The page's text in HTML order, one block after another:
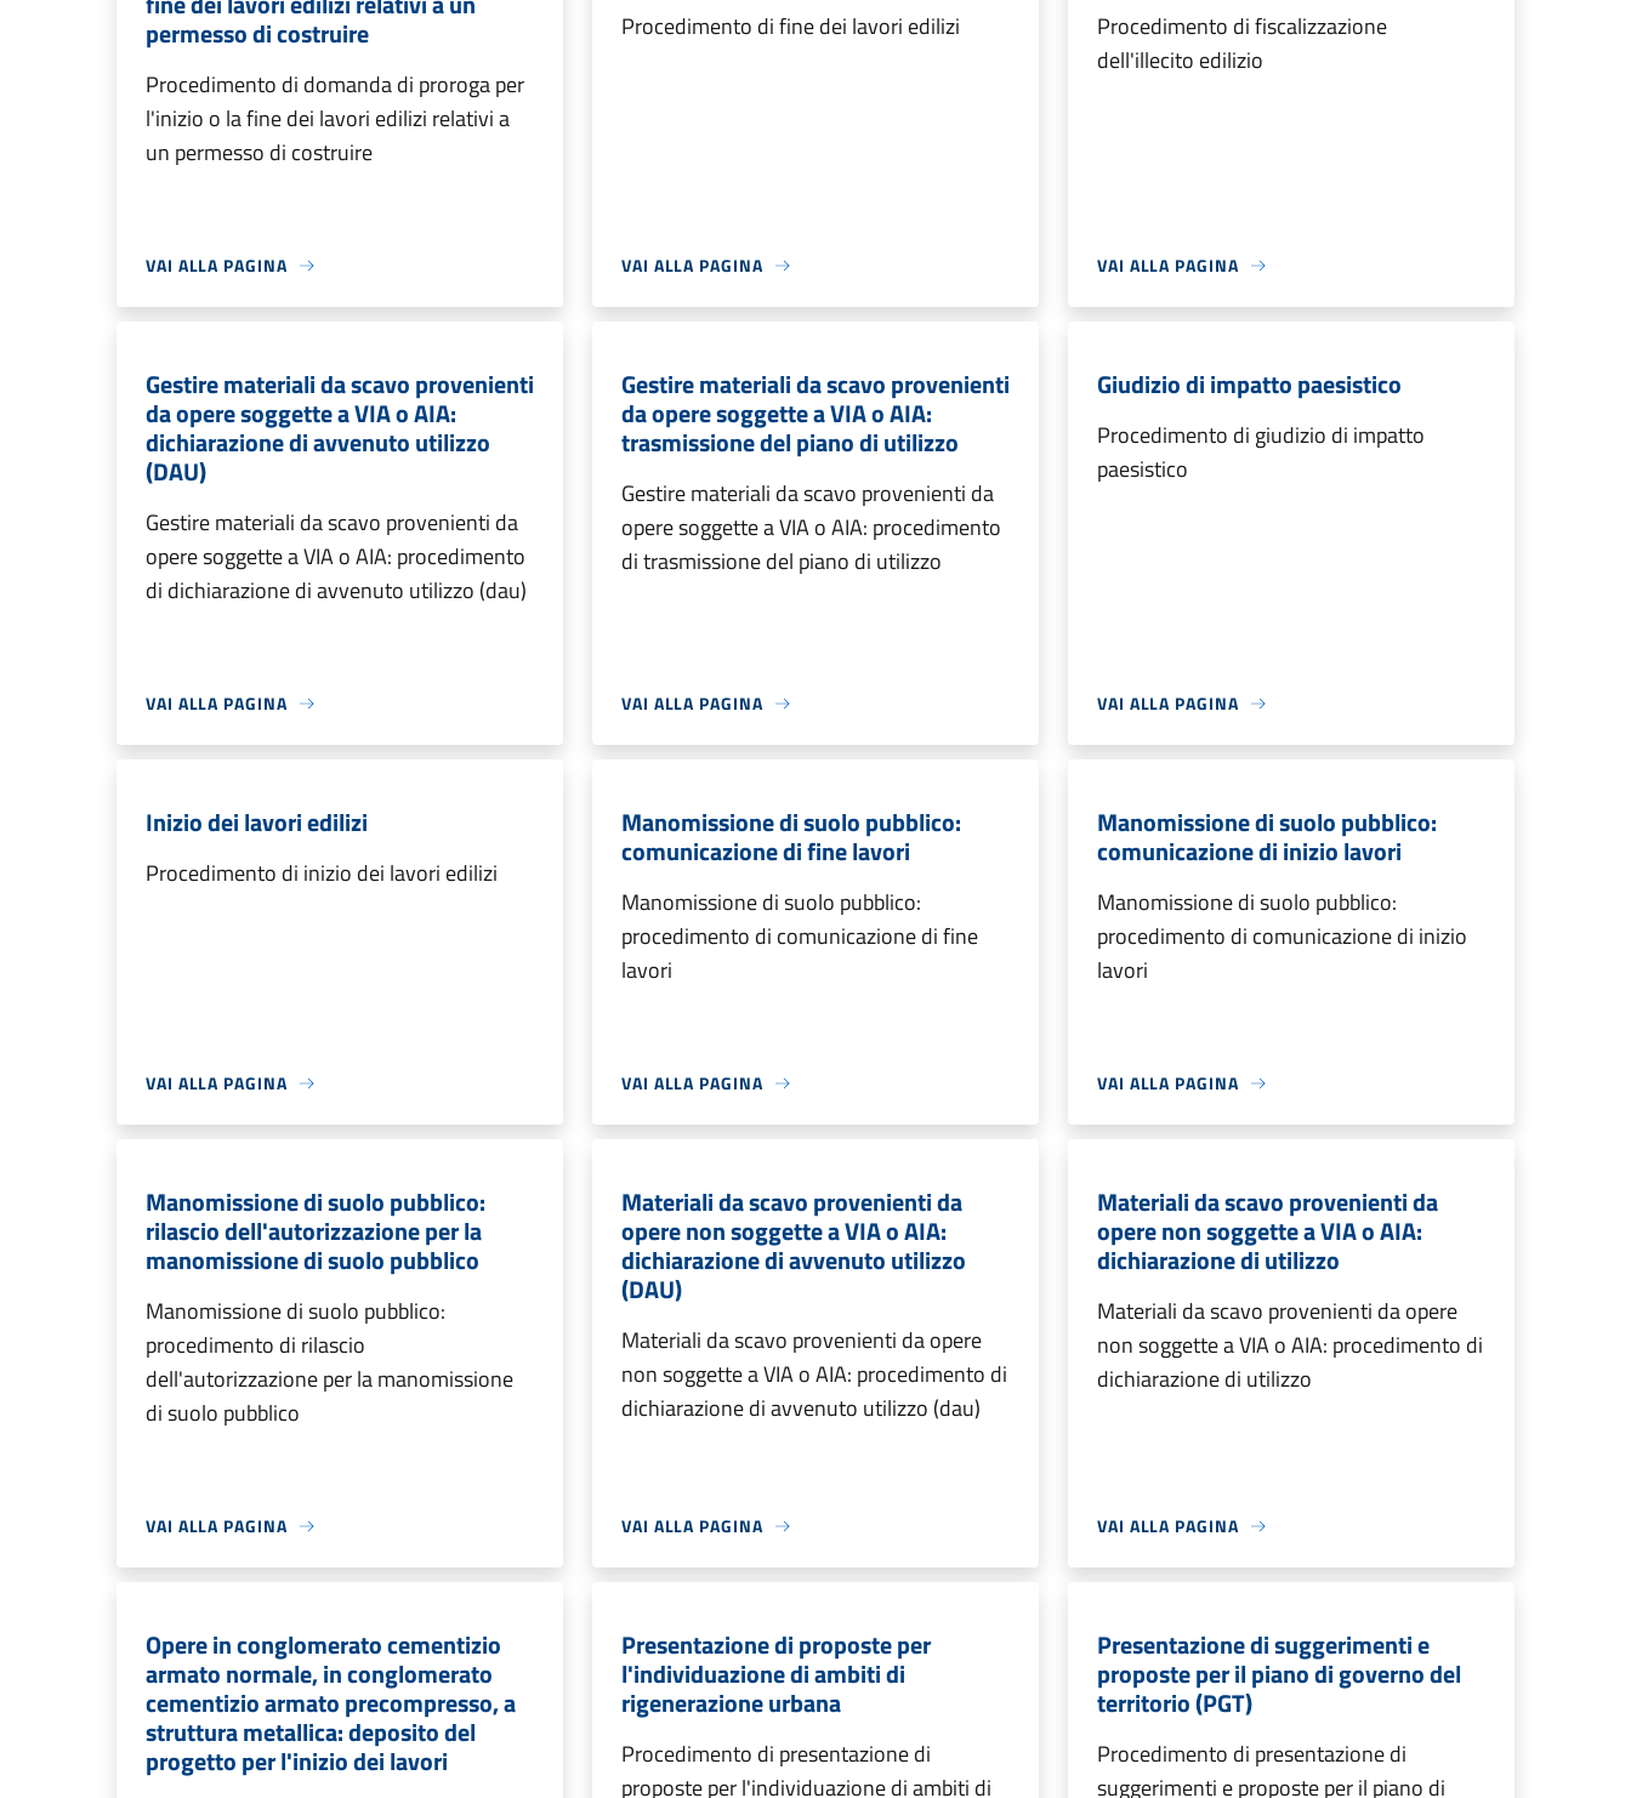
permesso di costruire
Procedimento di domanda di proroga per
l'inizio o la fine dei lavori edilizi relativi a
un permesso di costruire
VAI ALLA PAGINA
Procedimento di fine dei lavori edilizi
VAI ALLA PAGINA
Procedimento di fiscalizzazione
dell'illecito edilizio
VAI ALLA PAGINA
Gestire materiali da scavo provenienti
da opere soggette a VIA o AIA:
dichiarazione di avvenuto utilizzo
(DAU)
Gestire materiali da scavo provenienti da
opere soggette a VIA o AIA: procedimento
di dichiarazione di avvenuto utilizzo (dau)
VAI ALLA PAGINA
Gestire materiali da scavo provenienti
da opere soggette a VIA o AIA:
trasmissione del piano di utilizzo
Gestire materiali da scavo provenienti da
opere soggette a VIA o AIA: procedimento
di trasmissione del piano di utilizzo
VAI ALLA PAGINA
Giudizio di impatto paesistico
Procedimento di giudizio di impatto
paesistico
VAI ALLA PAGINA
Inizio dei lavori edilizi
Procedimento di inizio dei lavori edilizi
VAI ALLA PAGINA
Manomissione di suolo pubblico:
comunicazione di fine lavori
Manomissione di suolo pubblico:
procedimento di comunicazione di fine
lavori
VAI ALLA PAGINA
Manomissione di suolo pubblico:
comunicazione di inizio lavori
Manomissione di suolo pubblico:
procedimento di comunicazione di inizio
lavori
VAI ALLA PAGINA
Manomissione di suolo pubblico:
rilascio dell'autorizzazione per la
manomissione di suolo pubblico
Manomissione di suolo pubblico:
procedimento di rilascio
dell'autorizzazione per la manomissione
di suolo pubblico
VAI ALLA PAGINA
Materiali da scavo provenienti da
opere non soggette a VIA o AIA:
dichiarazione di avvenuto utilizzo
(DAU)
Materiali da scavo provenienti da opere
non soggette a VIA o AIA: procedimento di
dichiarazione di avvenuto utilizzo (dau)
VAI ALLA PAGINA
Materiali da scavo provenienti da
opere non soggette a VIA o AIA:
dichiarazione di utilizzo
Materiali da scavo provenienti da opere
non soggette a VIA o AIA: procedimento di
dichiarazione di utilizzo
VAI ALLA PAGINA
Opere in conglomerato cementizio
armato normale, in conglomerato
cementizio armato precompresso, a
struttura metallica: deposito del
progetto per l'inizio dei lavori
Presentazione di proposte per
l'individuazione di ambiti di
rigenerazione urbana
Procedimento di presentazione di
proposte per l'individuazione di ambiti di
Presentazione di suggerimenti e
proposte per il piano di governo del
territorio (PGT)
Procedimento di presentazione di
suggerimenti e proposte per il piano di